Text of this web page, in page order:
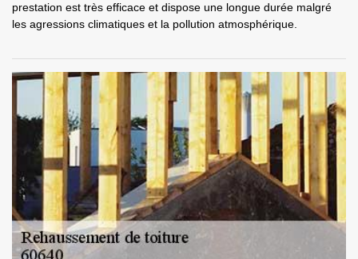
prestation est très efficace et dispose une longue durée malgré
les agressions climatiques et la pollution atmosphérique.